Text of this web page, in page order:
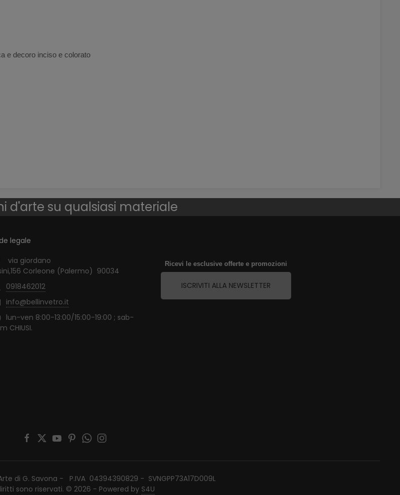
e decoro inciso e colorato
d'arte su qualsiasi materiale
legale
via giordano
Corleone (Palermo) 90034
0918462012
info@bellinvetro.it
lun-ven 8:00-13:00/15:00-19:00 ; sab-
CHIUSI.
Ricevi le esclusive offerte e promozioni
ISCRIVITI ALLA NEWSLETTER
di G. Savona - P.IVA 04394390829 - SVNGPP73A17D009L
sono riservati. © 2026 - Powered by S4U